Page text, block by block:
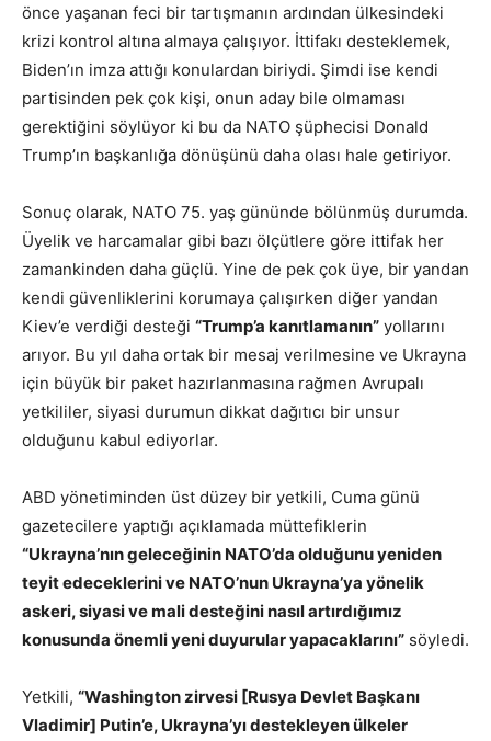
önce yaşanan feci bir tartışmanın ardından ülkesindeki
krizi kontrol altına almaya çalışıyor. İttifakı desteklemek,
Biden’ın imza attığı konulardan biriydi. Şimdi ise kendi
partisinden pek çok kişi, onun aday bile olmaması
gerektiğini söylüyor ki bu da NATO şüphecisi Donald
Trump’ın başkanlığa dönüşünü daha olası hale getiriyor.
Sonuç olarak, NATO 75. yaş gününde bölünmüş durumda.
Üyelik ve harcamalar gibi bazı ölçütlere göre ittifak her
zamankinden daha güçlü. Yine de pek çok üye, bir yandan
kendi güvenliklerini korumaya çalışırken diğer yandan
Kiev’e verdiği desteği “Trump’a kanıtlamanın” yollarını
arıyor. Bu yıl daha ortak bir mesaj verilmesine ve Ukrayna
için büyük bir paket hazırlanmasına rağmen Avrupalı
yetkililer, siyasi durumun dikkat dağıtıcı bir unsur
olduğunu kabul ediyorlar.
ABD yönetiminden üst düzey bir yetkili, Cuma günü
gazetecilere yaptığı açıklamada müttefiklerin
“Ukrayna’nın geleceğinin NATO’da olduğunu yeniden
teyit edeceklerini ve NATO’nun Ukrayna’ya yönelik
askeri, siyasi ve mali desteğini nasıl artırdığımız
konusunda önemli yeni duyurular yapacaklarını” söyledi.
Yetkili, “Washington zirvesi [Rusya Devlet Başkanı
Vladimir] Putin’e, Ukrayna’yı destekleyen ülkeler